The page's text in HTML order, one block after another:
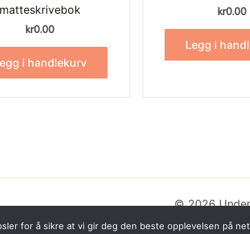
matteskrivebok
kr0.00
i handlekurv
kr0.00
Legg i
© 2026
for å sikre at vi gir deg den beste opplevelsen på